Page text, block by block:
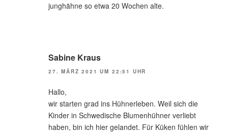
junghähne so etwa 20 Wochen alte.
Sabine Kraus
27. MÄRZ 2021 UM 22:51 UHR
Hallo,
wir starten grad ins Hühnerleben. Weil sich die
Kinder in Schwedische Blumenhühner verliebt
haben, bin ich hier gelandet. Für Küken fühlen wir